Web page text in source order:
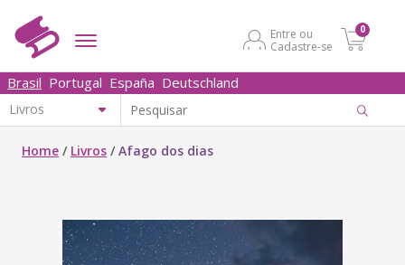
Entre ou
Cadastre-se
0
Brasil Portugal España Deutschland
Home / Livros /Afago dos dias